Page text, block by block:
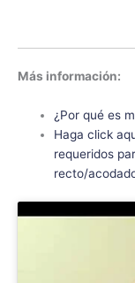
Más información:
¿Por qué es
Haga click
requeridos
recto/